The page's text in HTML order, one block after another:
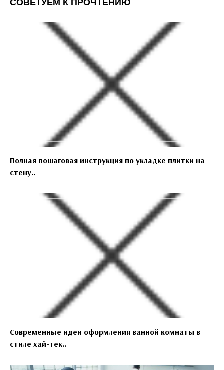
СОВЕТУЕМ К ПРОЧТЕНИЮ
Полная пошаговая инструкция по укладке плитки на
стену..
Современные идеи оформления ванной комнаты в
стиле хай-тек..